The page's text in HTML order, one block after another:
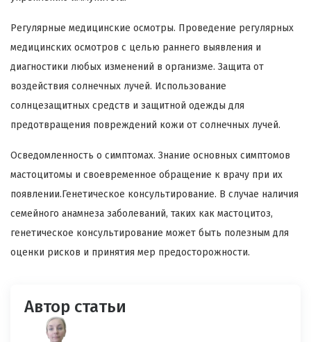
Регулярные медицинские осмотры. Проведение регулярных
медицинских осмотров с целью раннего выявления и
диагностики любых изменений в организме. Защита от
воздействия солнечных лучей. Использование
солнцезащитных средств и защитной одежды для
предотвращения повреждений кожи от солнечных лучей.
Осведомленность о симптомах. Знание основных симптомов
мастоцитомы и своевременное обращение к врачу при их
появлении.Генетическое консультирование. В случае наличия
семейного анамнеза заболеваний, таких как мастоцитоз,
генетическое консультирование может быть полезным для
оценки рисков и принятия мер предосторожности.
Автор статьи